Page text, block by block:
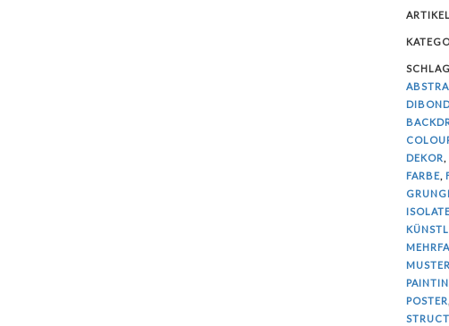
DEKOR,
FARBE,
MUSTER
POSTER